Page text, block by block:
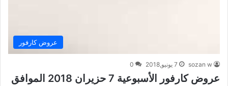
عروض كارفور
sozan w 7 يونيو,2018 0
عروض كارفور الأسبوعية 7 حزيران 2018 الموافق